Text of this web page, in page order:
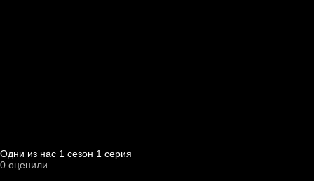
Одни из нас 1 cезон 1 cерия
0 оценили